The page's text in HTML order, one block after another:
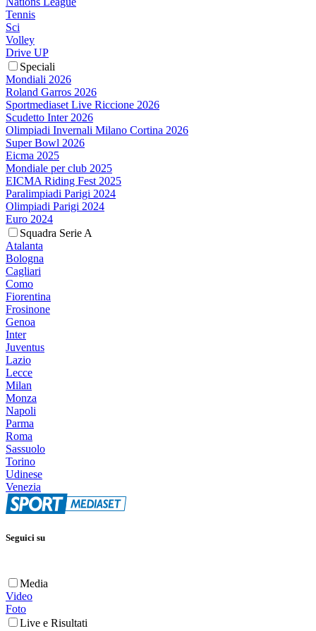
Tennis
Sci
Volley
Drive UP
Speciali
Mondiali 2026
Roland Garros 2026
Sportmediaset Live Riccione 2026
Scudetto Inter 2026
Olimpiadi Invernali Milano Cortina 2026
Super Bowl 2026
Eicma 2025
Mondiale per club 2025
EICMA Riding Fest 2025
Paralimpiadi Parigi 2024
Olimpiadi Parigi 2024
Euro 2024
Squadra Serie A
Atalanta
Bologna
Cagliari
Como
Fiorentina
Frosinone
Genoa
Inter
Juventus
Lazio
Lecce
Milan
Monza
Napoli
Parma
Roma
Sassuolo
Torino
Udinese
Venezia
Seguici su
Media
Video
Foto
Live e Risultati